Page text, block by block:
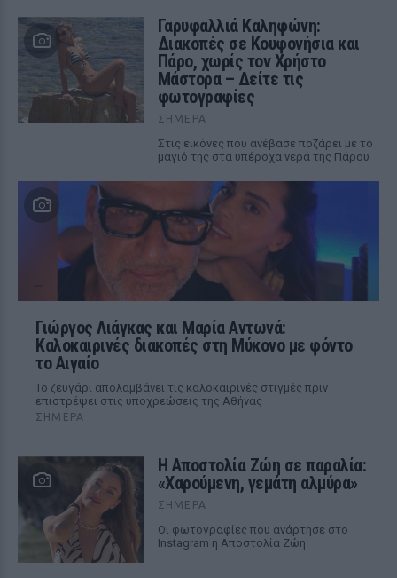
Γαρυφαλλιά Καληφώνη:
Διακοπές σε Κουφονήσια και
Πάρο, χωρίς τον Χρήστο
Μάστορα – Δείτε τις
φωτογραφίες
ΣΉΜΕΡΑ
Στις εικόνες που ανέβασε ποζάρει με το
μαγιό της στα υπέροχα νερά της Πάρου
Γιώργος Λιάγκας και Μαρία Αντωνά:
Καλοκαιρινές διακοπές στη Μύκονο με φόντο
το Αιγαίο
Το ζευγάρι απολαμβάνει τις καλοκαιρινές στιγμές πριν
επιστρέψει στις υποχρεώσεις της Αθήνας
ΣΉΜΕΡΑ
Η Αποστολία Ζώη σε παραλία:
«Χαρούμενη, γεμάτη αλμύρα»
ΣΉΜΕΡΑ
Οι φωτογραφίες που ανάρτησε στο
Instagram η Αποστολία Ζώη